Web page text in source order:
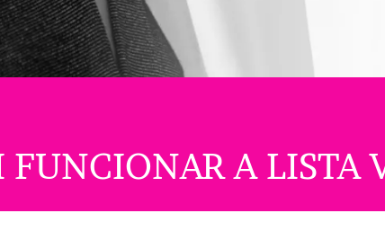
FUNCIONAR A LISTA